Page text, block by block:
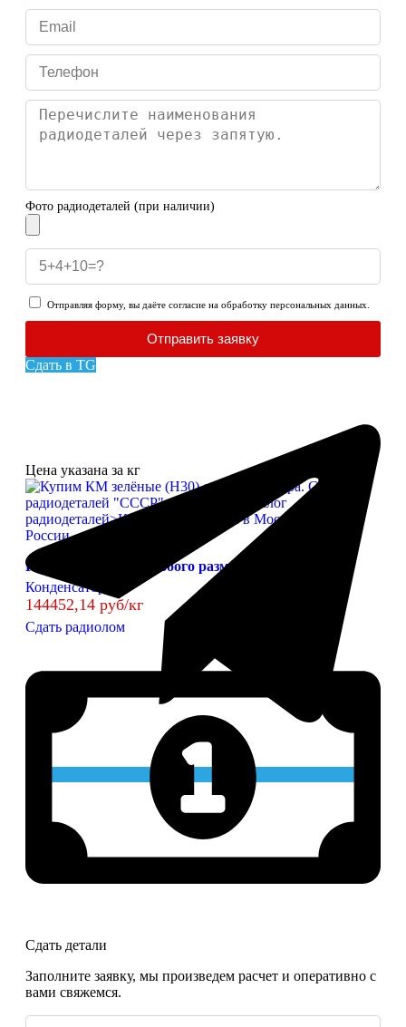
Фото радиодеталей (при наличии)
Отправляя форму, вы даёте согласие на обработку персональных данных.
Отправить заявку
Сдать в TG
Цена указана за кг
КМ зелёные (Н30) любого размера
Конденсаторы
144452,14 руб/кг
Сдать радиолом
Сдать детали
Заполните заявку, мы произведем расчет и оперативно с
вами свяжемся.